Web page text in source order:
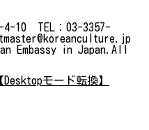
4-10 TEL：03-3357-
Embassy in Japan.All
Desktopモード転換】